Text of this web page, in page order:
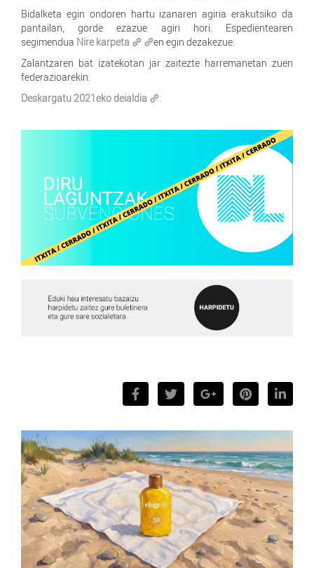
Bidalketa egin ondoren hartu izanaren agiria erakutsiko da
pantailan, gorde ezazue agiri hori. Espedientearen
segimendua Nire karpeta
en egin dezakezue.
Zalantzaren bat izatekotan jar zaitezte harremanetan zuen
federazioarekin.
Deskargatu 2021eko deialdia
.